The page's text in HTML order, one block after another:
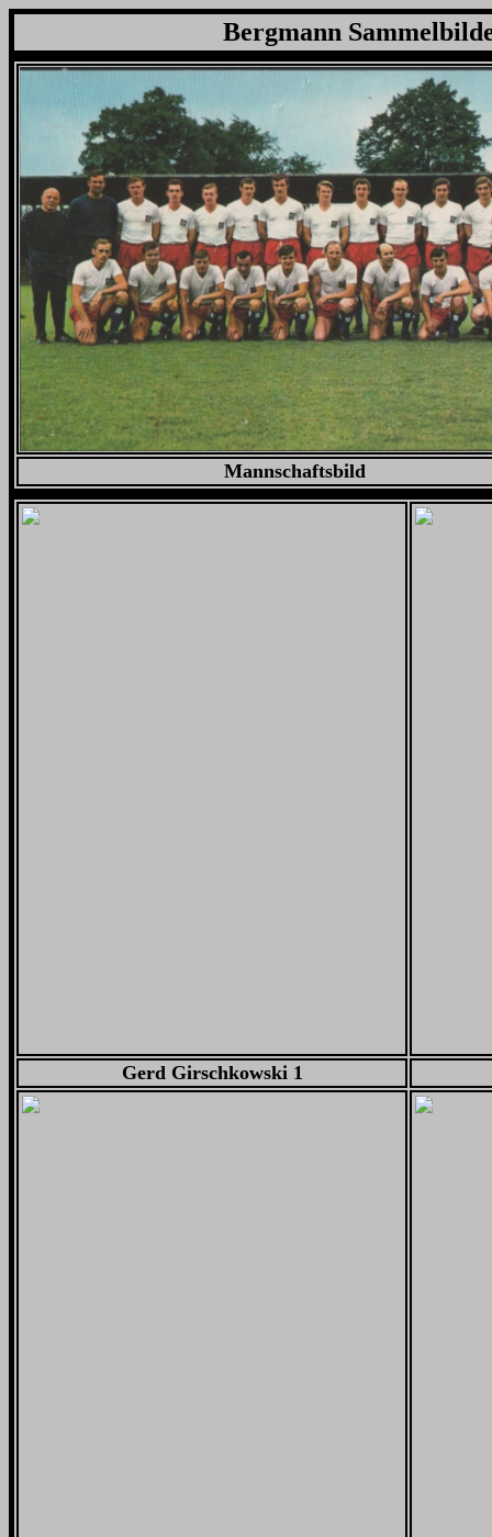
Bergmann
Mannschaftsbild
Gerd Girschkowski 1